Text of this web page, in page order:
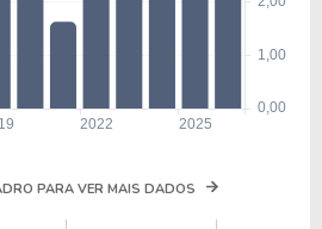
PARA VER MAIS DADOS